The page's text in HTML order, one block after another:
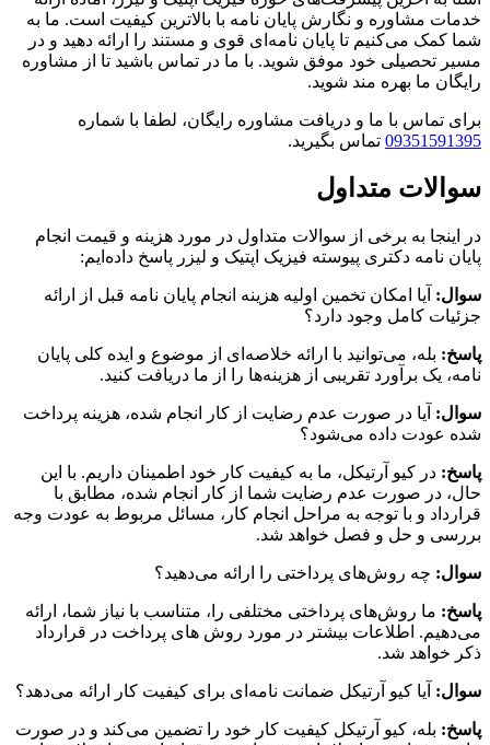
خدمات مشاوره و نگارش پایان نامه با بالاترین کیفیت است. ما به
شما کمک می‌کنیم تا پایان نامه‌ای قوی و مستند را ارائه دهید و در
مسیر تحصیلی خود موفق شوید. با ما در تماس باشید تا از مشاوره
رایگان ما بهره مند شوید.
برای تماس با ما و دریافت مشاوره رایگان، لطفا با شماره
09351591395 تماس بگیرید.
سوالات متداول
در اینجا به برخی از سوالات متداول در مورد هزینه و قیمت انجام
پایان نامه دکتری پیوسته فیزیک اپتیک و لیزر پاسخ داده‌ایم:
سوال: آیا امکان تخمین اولیه هزینه انجام پایان نامه قبل از ارائه
جزئیات کامل وجود دارد؟
پاسخ: بله، می‌توانید با ارائه خلاصه‌ای از موضوع و ایده کلی پایان
نامه، یک برآورد تقریبی از هزینه‌ها را از ما دریافت کنید.
سوال: آیا در صورت عدم رضایت از کار انجام شده، هزینه پرداخت
شده عودت داده می‌شود؟
پاسخ: در کیو آرتیکل، ما به کیفیت کار خود اطمینان داریم. با این
حال، در صورت عدم رضایت شما از کار انجام شده، مطابق با
قرارداد و با توجه به مراحل انجام کار، مسائل مربوط به عودت وجه
بررسی و حل و فصل خواهد شد.
سوال: چه روش‌های پرداختی را ارائه می‌دهید؟
پاسخ: ما روش‌های پرداختی مختلفی را، متناسب با نیاز شما، ارائه
می‌دهیم. اطلاعات بیشتر در مورد روش های پرداخت در قرارداد
ذکر خواهد شد.
سوال: آیا کیو آرتیکل ضمانت نامه‌ای برای کیفیت کار ارائه می‌دهد؟
پاسخ: بله، کیو آرتیکل کیفیت کار خود را تضمین می‌کند و در صورت